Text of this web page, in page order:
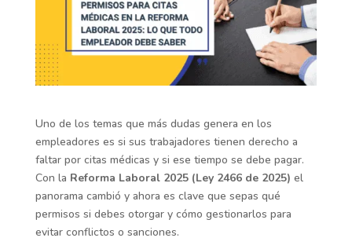
Uno de los temas que más dudas genera en los
empleadores es si sus trabajadores tienen derecho a
faltar por citas médicas y si ese tiempo se debe pagar.
Con la Reforma Laboral 2025 (Ley 2466 de 2025) el
panorama cambió y ahora es clave que sepas qué
permisos si debes otorgar y cómo gestionarlos para
evitar conflictos o sanciones.